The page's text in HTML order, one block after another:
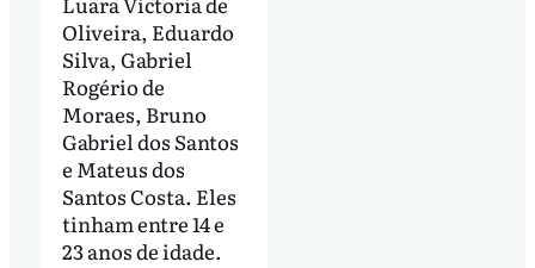
Oliveira, Eduardo
Silva, Gabriel
Rogério de
Moraes, Bruno
Gabriel dos Santos
e Mateus dos
Santos Costa. Eles
tinham entre 14 e
23 anos de idade.